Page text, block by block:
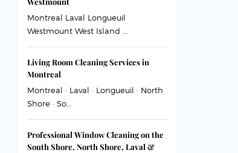
Montreal Laval Longueuil
Westmount West Island ...
Living Room Cleaning Services in
Montreal
Montreal · Laval · Longueuil · North
Shore · So...
Professional Window Cleaning on the
South Shore, North Shore, Laval &